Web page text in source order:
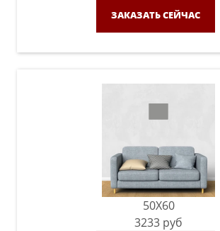
ЗАКАЗАТЬ СЕЙЧАС
50X60
3233 руб